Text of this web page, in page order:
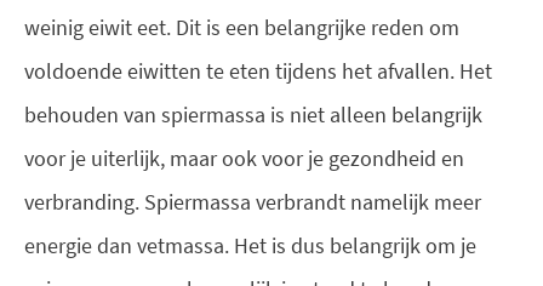
weinig eiwit eet. Dit is een belangrijke reden om
voldoende eiwitten te eten tijdens het afvallen. Het
behouden van spiermassa is niet alleen belangrijk
voor je uiterlijk, maar ook voor je gezondheid en
verbranding. Spiermassa verbrandt namelijk meer
energie dan vetmassa. Het is dus belangrijk om je